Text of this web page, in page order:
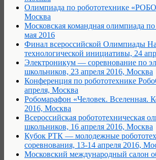
Олимпиада по робототехнике
Москва
Московская командная олимпиада
мая 2016
Финал всероссийской Олимпиады
технологической инициативы, 24
Электроникум — соревнование по
школьников, 23 апреля 2016, Москва
Конференция по робототехнике
апреля, Москва
Робомарафон «Человек. Вселенная.
2016, Москва
Всероссийская робототехническая
школьников, 16 апреля 2016, Москва
Кубок РТК — молодежные
соревнования, 13-14 апреля 2016,
Московский международный салон